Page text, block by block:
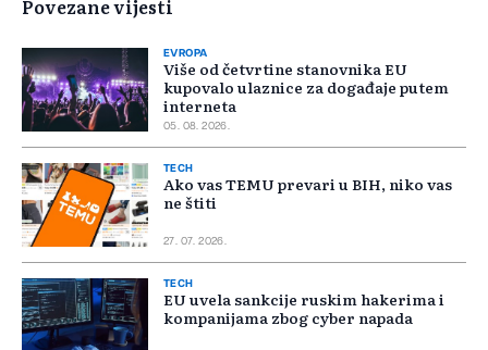
Povezane vijesti
EVROPA
Više od četvrtine stanovnika EU
kupovalo ulaznice za događaje putem
interneta
05. 08. 2026.
TECH
Ako vas TEMU prevari u BIH, niko vas
ne štiti
27. 07. 2026.
TECH
EU uvela sankcije ruskim hakerima i
kompanijama zbog cyber napada